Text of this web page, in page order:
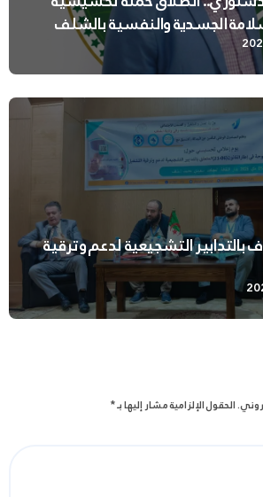
الجسدية والنفسية بالشلف
التشجيعية لدعم وترقية
الحقول الإلزامية مشار إليها بـ*